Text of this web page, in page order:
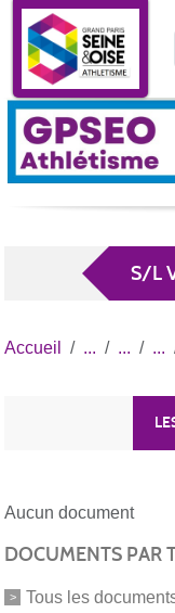
S/L
Accueil
Aucun document
DOCUMENTS PAR
Tous les
Panneau de gestion